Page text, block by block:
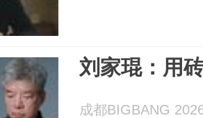
刘家琨：用
成都BIGBANG